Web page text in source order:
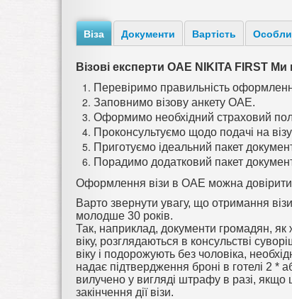
Віза Документи Вартість
Візові експерти ОАЕ NIKITA FIRST
Перевіримо правильність
Заповнимо візову анкету ОАЕ.
Оформимо необхідний страховий
Проконсультуємо щодо подачі на
Приготуємо ідеальний пакет
Порадимо додатковий пакет
Оформлення візи в ОАЕ можна
Варто звернути увагу, що отримання
молодше 30 років.
Так, наприклад, документи громадян, як
віку, розглядаються в консульстві
віку і подорожують без чоловіка,
надає підтвердження броні в готелі 2 *
вилучено у вигляді штрафу в разі, якщо
закінчення дії візи.